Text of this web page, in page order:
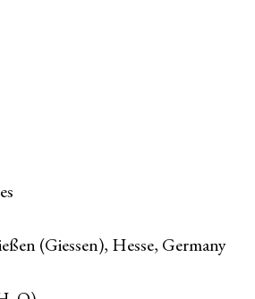
(Giessen), Hesse, Germany